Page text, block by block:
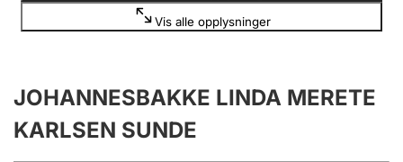
Flere organisasjonsformer
Årsregnskap
Innsending og forsinkelsesgebyr
Vis alle opplysninger
JOHANNESBAKKE LINDA MERETE
KARLSEN SUNDE